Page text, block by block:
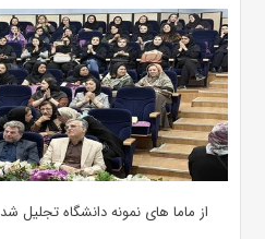
از ماما های نمونه دانشگاه تجلیل شد